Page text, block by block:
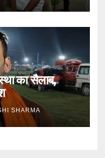
का सैलाब,
SHARMA